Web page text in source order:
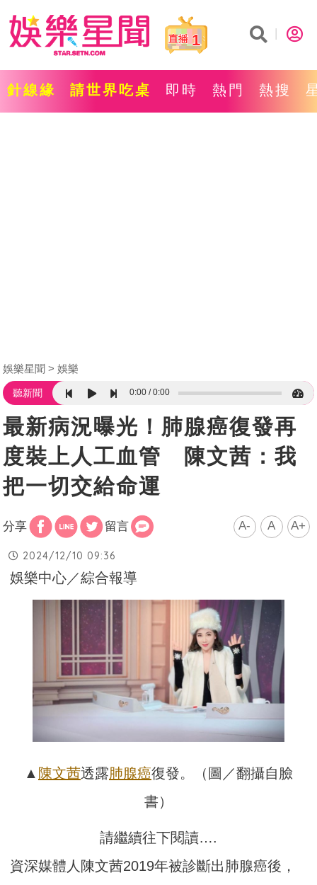
1
針線緣 請世界吃桌 即時 熱門 熱搜
娛樂星聞 娛樂
聽新聞 0:00 0:00
最新病況曝光！肺腺癌復發再
度裝上人工血管 陳文茜：我
把一切交給命運
分享 留言 A- A A+
2024/12/10 09:36
娛樂中心／綜合報導
▲ 陳文茜透露肺腺癌復發。（圖／翻攝自臉
書）
請繼續往下閱讀….
資深媒體人陳文茜2019年被診斷出肺腺癌後，